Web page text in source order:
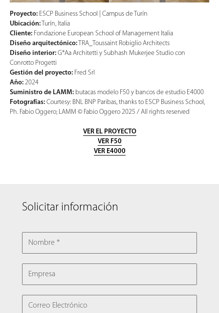
Proyecto: ESCP Business School | Campus de Turín
Ubicación: Turín, Italia
Cliente: Fondazione European School of Management Italia
Diseño arquitectónico: TRA_Toussaint Robiglio Architects
Diseño interior: G*Aa Architetti y Subhash Mukerjee Studio con
Conrotto Progetti
Gestión del proyecto: Fred Srl
Año: 2024
Suministro de LAMM: butacas modelo F50 y bancos de estudio E4000
Fotografías: Courtesy: BNL BNP Paribas, thanks to ESCP Business School,
Ph. Fabio Oggero; LAMM © Fabio Oggero 2025 / All rights reserved
VER EL PROYECTO
VER F50
VER E4000
Solicitar información
NOMBRE
EMPRESA
CORREO ELECTRÓNICO